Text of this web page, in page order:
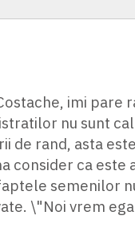
imi pare
nu sunt
de rand, asta
consider ca este
semenilor
\"Noi vrem